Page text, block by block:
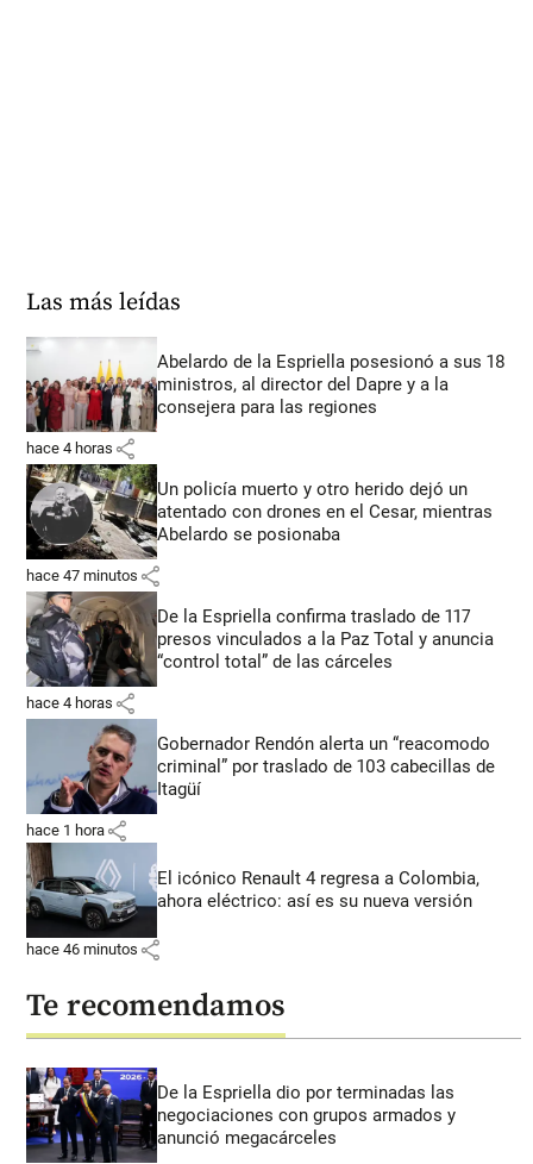
Las más leídas
Abelardo de la Espriella posesionó a sus 18
ministros, al director del Dapre y a la
consejera para las regiones
hace 4 horas share
Un policía muerto y otro herido dejó un
atentado con drones en el Cesar, mientras
Abelardo se posionaba
hace 47 minutos share
De la Espriella confirma traslado de 117
presos vinculados a la Paz Total y anuncia
“control total” de las cárceles
hace 4 horas share
Gobernador Rendón alerta un “reacomodo
criminal” por traslado de 103 cabecillas de
Itagüí
hace 1 hora share
El icónico Renault 4 regresa a Colombia,
ahora eléctrico: así es su nueva versión
hace 46 minutos share
Te recomendamos
De la Espriella dio por terminadas las
negociaciones con grupos armados y
anunció megacárceles